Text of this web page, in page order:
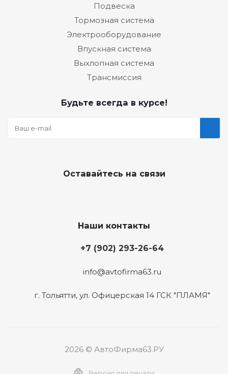
Подвеска
Тормозная система
Электрооборудование
Впускная система
Выхлопная система
Трансмиссия
Будьте всегда в курсе!
Оставайтесь на связи
Наши контакты
+7 (902) 293-26-64
info@avtofirma63.ru
г. Тольятти, ул. Офицерская 14 ГСК "ПЛАМЯ"
2026 © АвтоФирма63.РУ